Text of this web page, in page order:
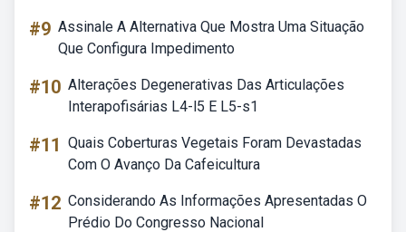
#9 Assinale A Alternativa Que Mostra Uma Situação
Que Configura Impedimento
#10 Alterações Degenerativas Das Articulações
Interapofisárias L4-l5 E L5-s1
#11 Quais Coberturas Vegetais Foram Devastadas
Com O Avanço Da Cafeicultura
#12 Considerando As Informações Apresentadas O
Prédio Do Congresso Nacional